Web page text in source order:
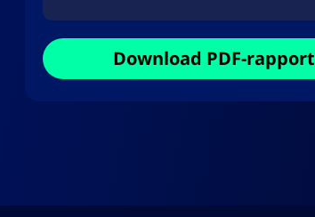
Download PDF-rapport